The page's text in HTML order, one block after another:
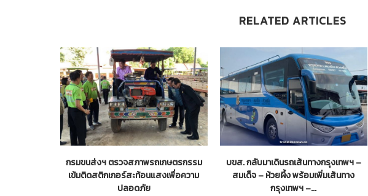
RELATED ARTICLES
กรมขนส่งฯ ตรวจสภาพรถเกษตรกรรม
เข้มติดสติกเกอร์สะท้อนแสงเพื่อความ
ปลอดภัย
บขส. กลับมาเดินรถเส้นทางกรุงเทพฯ –
สมเด็จ – ห้วยผึ้ง พร้อมเพิ่มเส้นทาง
กรุงเทพฯ –...